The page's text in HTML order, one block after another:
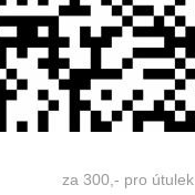
za 300,- pro útulek